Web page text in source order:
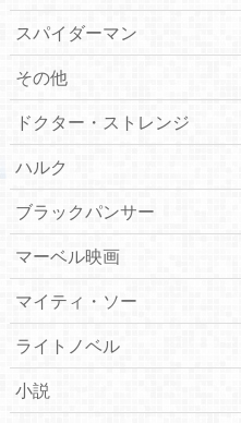
スパイダーマン
その他
ドクター・ストレンジ
ハルク
ブラックパンサー
マーベル映画
マイティ・ソー
ライトノベル
小説